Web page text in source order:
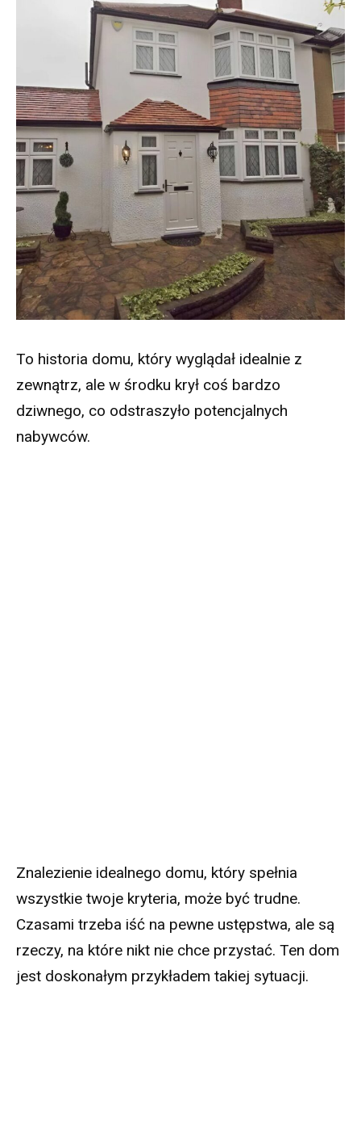
To historia domu, który wyglądał idealnie z
zewnątrz, ale w środku krył coś bardzo
dziwnego, co odstraszyło potencjalnych
nabywców.
Znalezienie idealnego domu, który spełnia
wszystkie twoje kryteria, może być trudne.
Czasami trzeba iść na pewne ustępstwa, ale są
rzeczy, na które nikt nie chce przystać. Ten dom
jest doskonałym przykładem takiej sytuacji.